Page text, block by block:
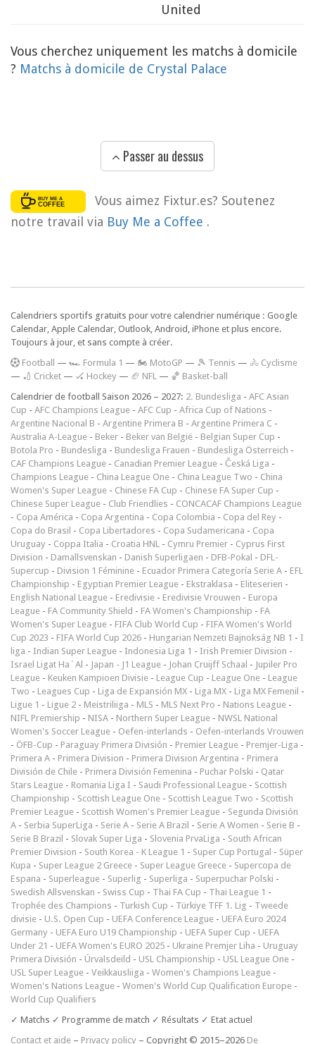
United
Vous cherchez uniquement les matchs à domicile
? Matchs à domicile de Crystal Palace
Passer au dessus
Vous aimez Fixtur.es? Soutenez
notre travail via Buy Me a Coffee .
Calendriers sportifs gratuits pour votre calendrier numérique : Google
Calendar, Apple Calendar, Outlook, Android, iPhone et plus encore.
Toujours à jour, et sans compte à créer.
Football — 🏎️ Formula 1 — 🏍 MotoGP — 🎾 Tennis — 🚴 Cyclisme
— 🏏 Cricket — 🏑 Hockey — 🏈 NFL — 🏀 Basket-ball
Calendrier de football Saison 2026 – 2027: 2. Bundesliga - AFC Asian
Cup - AFC Champions League - AFC Cup - Africa Cup of Nations -
Argentine Nacional B - Argentine Primera B - Argentine Primera C -
Australia A-League - Beker - Beker van België - Belgian Super Cup -
Botola Pro - Bundesliga - Bundesliga Frauen - Bundesliga Österreich -
CAF Champions League - Canadian Premier League - Česká Liga -
Champions League - China League One - China League Two - China
Women's Super League - Chinese FA Cup - Chinese FA Super Cup -
Chinese Super League - Club Friendlies - CONCACAF Champions League
- Copa América - Copa Argentina - Copa Colombia - Copa del Rey -
Copa do Brasil - Copa Libertadores - Copa Sudamericana - Copa
Uruguay - Coppa Italia - Croatia HNL - Cymru Premier - Cyprus First
Division - Damallsvenskan - Danish Superligaen - DFB-Pokal - DFL-
Supercup - Division 1 Féminine - Ecuador Primera Categoría Serie A - EFL
Championship - Egyptian Premier League - Ekstraklasa - Eliteserien -
English National League - Eredivisie - Eredivisie Vrouwen - Europa
League - FA Community Shield - FA Women's Championship - FA
Women's Super League - FIFA Club World Cup - FIFA Women's World
Cup 2023 - FIFA World Cup 2026 - Hungarian Nemzeti Bajnokság NB 1 - I
liga - Indian Super League - Indonesia Liga 1 - Irish Premier Division -
Israel Ligat Ha`Al - Japan - J1 League - Johan Cruijff Schaal - Jupiler Pro
League - Keuken Kampioen Divisie - League Cup - League One - League
Two - Leagues Cup - Liga de Expansión MX - Liga MX - Liga MX Femenil -
Ligue 1 - Ligue 2 - Meistriliiga - MLS - MLS Next Pro - Nations League -
NIFL Premiership - NISA - Northern Super League - NWSL National
Women's Soccer League - Oefen-interlands - Oefen-interlands Vrouwen
- ÖFB-Cup - Paraguay Primera División - Premier League - Premjer-Liga -
Primera A - Primera Division - Primera Division Argentina - Primera
División de Chile - Primera División Femenina - Puchar Polski - Qatar
Stars League - Romania Liga I - Saudi Professional League - Scottish
Championship - Scottish League One - Scottish League Two - Scottish
Premier League - Scottish Women's Premier League - Segunda División
A - Serbia SuperLiga - Serie A - Serie A Brazil - Serie A Women - Serie B -
Serie B Brazil - Slovak Super Liga - Slovenia PrvaLiga - South African
Premier Division - South Korea - K League 1 - Super Cup Portugal - Süper
Kupa - Super League 2 Greece - Super League Greece - Supercopa de
Espana - Superleague - Superlig - Superliga - Superpuchar Polski -
Swedish Allsvenskan - Swiss Cup - Thai FA Cup - Thai League 1 -
Trophée des Champions - Turkish Cup - Türkiye TFF 1. Lig - Tweede
divisie - U.S. Open Cup - UEFA Conference League - UEFA Euro 2024
Germany - UEFA Euro U19 Championship - UEFA Super Cup - UEFA
Under 21 - UEFA Women's EURO 2025 - Ukraine Premjer Liha - Uruguay
Primera División - Úrvalsdeild - USL Championship - USL League One -
USL Super League - Veikkausliiga - Women's Champions League -
Women's Nations League - Women's World Cup Qualification Europe -
World Cup Qualifiers
✓ Matchs ✓ Programme de match ✓ Résultats ✓ Etat actuel
Contact et aide – Privacy policy – Copyright © 2015–2026 De